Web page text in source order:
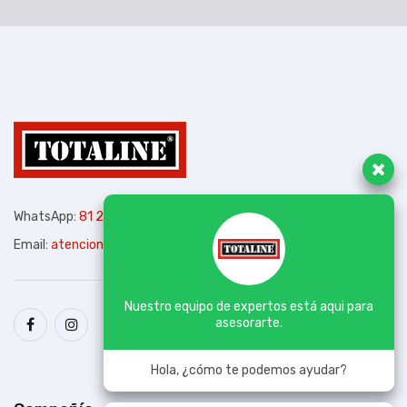
WhatsApp: 81 2572 8308
Email: atencion@totalinemexico.com
Nuestro equipo de expertos está aqui para
asesorarte.
Hola, ¿cómo te podemos ayudar?